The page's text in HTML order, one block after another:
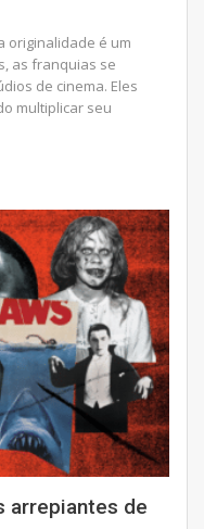
originalidade é um
as franquias se
de cinema. Eles
multiplicar seu
arrepiantes de